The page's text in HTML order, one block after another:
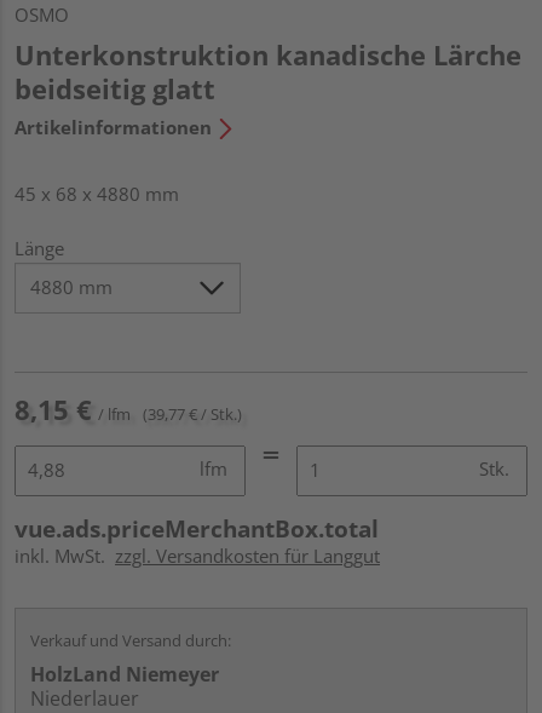
OSMO
Unterkonstruktion kanadische Lärche
beidseitig glatt
Artikelinformationen
45 x 68 x 4880 mm
Länge
8,15 € / lfm (39,77 € / Stk.)
lfm Stk.
vue.ads.priceMerchantBox.total
inkl. MwSt. zzgl. Versandkosten für Langgut
Verkauf und Versand durch:
HolzLand Niemeyer
Niederlauer